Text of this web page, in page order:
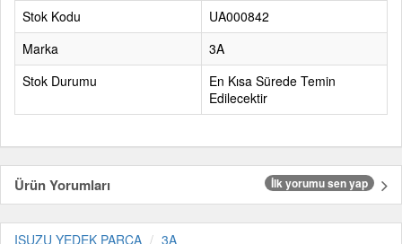
Stok Kodu
UA000842
Marka
3A
Stok Durumu
En Kısa Sürede Temin
Edilecektir
Ürün Yorumları İlk yorumu sen yap
ISUZU YEDEK PARÇA 3A